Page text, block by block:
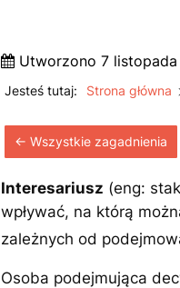
Utworzono 7 listopada
Jesteś tutaj: Strona główna
← Wszystkie zagadnienia
Interesariusz (eng:
wpływać, na którą
zależnych od
Osoba podejmująca